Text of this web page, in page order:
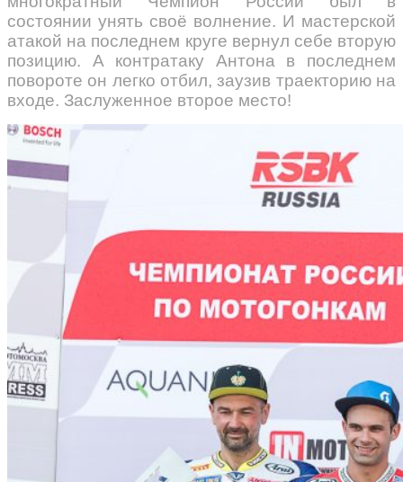
состоянии унять своё волнение. И мастерской
атакой на последнем круге вернул себе вторую
позицию. А контратаку Антона в последнем
повороте он легко отбил, заузив траекторию на
входе. Заслуженное второе место!